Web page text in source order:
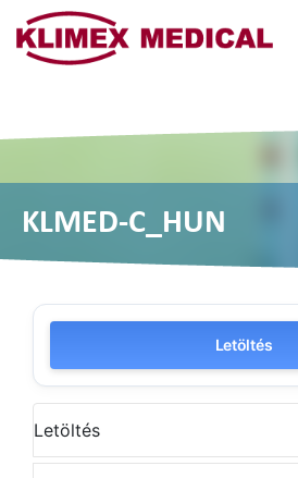
KLMED-C_HUN
Letöltés
Letöltés